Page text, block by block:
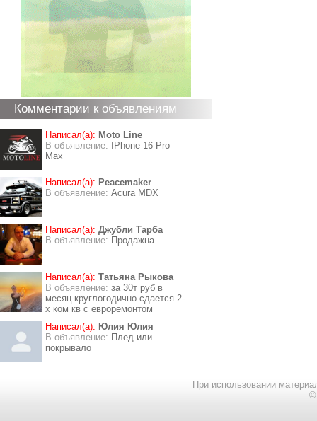
Комментарии к объявлениям
Написал(а): Moto Line
В объявление:
IPhone 16 Pro
Max
Написал(а): Peacemaker
В объявление: Acura MDX
Написал(а): Джубли Тарба
В объявление: Продажна
Написал(а): Татьяна Рыкова
В объявление: за 30т руб в
месяц круглогодично сдается 2-
х ком кв с евроремонтом
Написал(а): Юлия Юлия
В объявление: Плед или
покрывало
При использовании